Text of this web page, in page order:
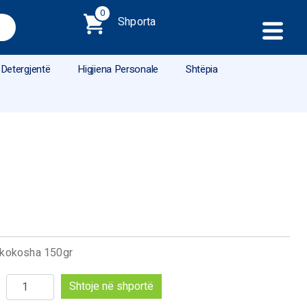
0
Shporta
Detergjentë Higjiena Personale
Shtëpia
150gr
Sasi
Alegria
Shtoje në shportë